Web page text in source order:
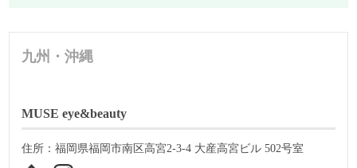
九州・沖縄
MUSE eye&beauty
住所：福岡県福岡市南区高宮2-3-4 大産高宮ビル 502号室